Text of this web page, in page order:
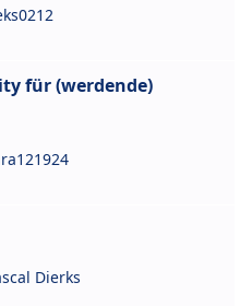
für (werdende)
Dierks